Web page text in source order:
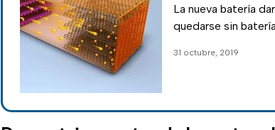
La nueva batería
quedarse sin
31 octubre, 2019